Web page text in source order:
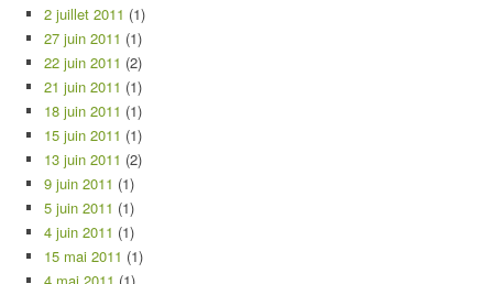
2 juillet 2011 (1)
27 juin 2011 (1)
22 juin 2011 (2)
21 juin 2011 (1)
18 juin 2011 (1)
15 juin 2011 (1)
13 juin 2011 (2)
9 juin 2011 (1)
5 juin 2011 (1)
4 juin 2011 (1)
15 mai 2011 (1)